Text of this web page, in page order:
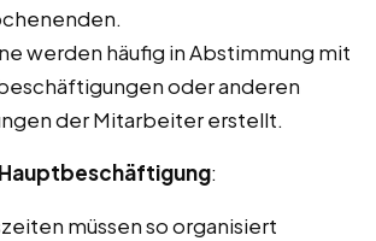
werden häufig in Abstimmung mit
oder anderen
der Mitarbeiter erstellt.
:
müssen so organisiert